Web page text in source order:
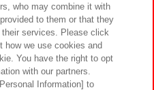
ティ サイトポリシー
クセシビリティ方針と検証結果
who may combine it with
to them or that they
services. Please click
how we use cookies and
You have the right to opt
with our partners.
Information] to